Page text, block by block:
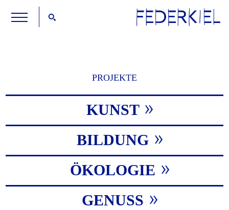
PROJEKTE
KUNST
BILDUNG
ÖKOLOGIE
GENUSS